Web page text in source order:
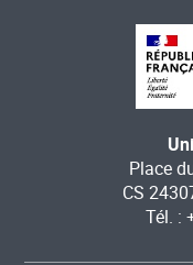
Place
CS
Tél. :